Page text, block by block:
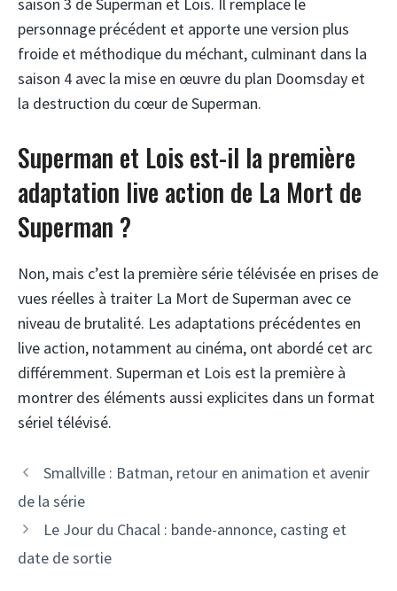
saison 3 de Superman et Lois. Il remplace le
personnage précédent et apporte une version plus
froide et méthodique du méchant, culminant dans la
saison 4 avec la mise en œuvre du plan Doomsday et
la destruction du cœur de Superman.
Superman et Lois est-il la première
adaptation live action de La Mort de
Superman ?
Non, mais c’est la première série télévisée en prises de
vues réelles à traiter La Mort de Superman avec ce
niveau de brutalité. Les adaptations précédentes en
live action, notamment au cinéma, ont abordé cet arc
différemment. Superman et Lois est la première à
montrer des éléments aussi explicites dans un format
sériel télévisé.
Smallville : Batman, retour en animation et avenir
de la série
Le Jour du Chacal : bande-annonce, casting et
date de sortie